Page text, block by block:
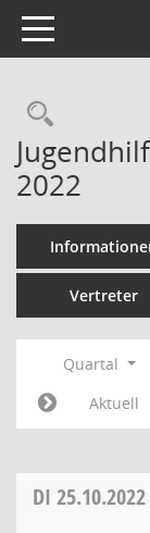
Toggle navigation
2022
Vertreter
Quartal
Aktuell
DI 25.10.2022